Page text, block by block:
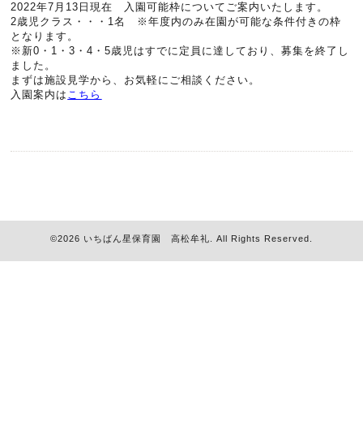
2022年7月13日現在 入園可能枠についてご案内いたします。
2歳児クラス・・・1名 ※年度内のみ在園が可能な条件付きの枠
となります。
※新0・1・3・4・5歳児はすでに定員に達しており、募集を終了し
ました。
まずは施設見学から、お気軽にご相談ください。
入園案内は こちら
©2026 いちばん星保育園 高松牟礼 . All Rights Reserved.